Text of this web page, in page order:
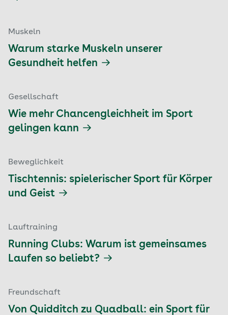
Muskeln
Warum starke Muskeln unserer
Gesundheit helfen
Gesellschaft
Wie mehr Chancengleichheit im Sport
gelingen kann
Beweglichkeit
Tischtennis: spielerischer Sport für Körper
und Geist
Lauftraining
Running Clubs: Warum ist gemeinsames
Laufen so beliebt?
Freundschaft
Von Quidditch zu Quadball: ein Sport für